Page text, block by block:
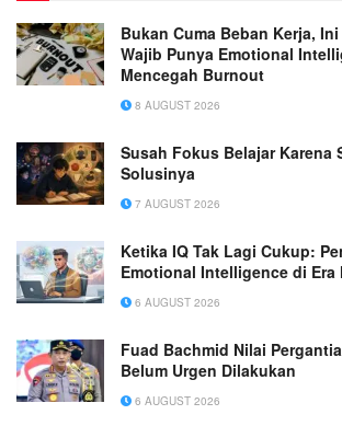
Bukan Cuma Beban Kerja,
Wajib Punya Emotional
Mencegah Burnout
8 AUGUST 2026
Susah Fokus Belajar Karena
Solusinya
7 AUGUST 2026
Ketika IQ Tak Lagi Cukup:
Emotional Intelligence di Era
6 AUGUST 2026
Fuad Bachmid Nilai
Belum Urgen Dilakukan
6 AUGUST 2026